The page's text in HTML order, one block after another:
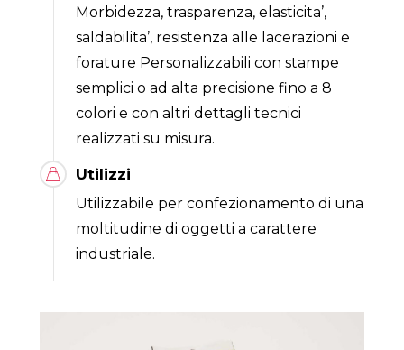
Morbidezza, trasparenza, elasticita’,
saldabilita’, resistenza alle lacerazioni e
forature Personalizzabili con stampe
semplici o ad alta precisione fino a 8
colori e con altri dettagli tecnici
realizzati su misura.
Utilizzi
Utilizzabile per confezionamento di una
moltitudine di oggetti a carattere
industriale.